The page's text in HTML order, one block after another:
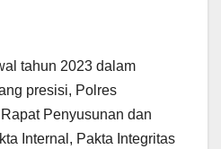
tahun 2023 dalam
presisi, Polres
Penyusunan dan
Internal, Pakta Integritas